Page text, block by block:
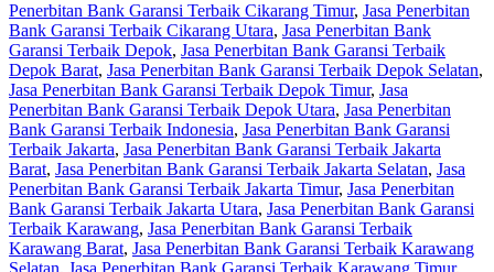
Penerbitan Bank Garansi Terbaik Cikarang Timur, Jasa Penerbitan
Bank Garansi Terbaik Cikarang Utara, Jasa Penerbitan Bank
Garansi Terbaik Depok, Jasa Penerbitan Bank Garansi Terbaik
Depok Barat, Jasa Penerbitan Bank Garansi Terbaik Depok Selatan,
Jasa Penerbitan Bank Garansi Terbaik Depok Timur, Jasa
Penerbitan Bank Garansi Terbaik Depok Utara, Jasa Penerbitan
Bank Garansi Terbaik Indonesia, Jasa Penerbitan Bank Garansi
Terbaik Jakarta, Jasa Penerbitan Bank Garansi Terbaik Jakarta
Barat, Jasa Penerbitan Bank Garansi Terbaik Jakarta Selatan, Jasa
Penerbitan Bank Garansi Terbaik Jakarta Timur, Jasa Penerbitan
Bank Garansi Terbaik Jakarta Utara, Jasa Penerbitan Bank Garansi
Terbaik Karawang, Jasa Penerbitan Bank Garansi Terbaik
Karawang Barat, Jasa Penerbitan Bank Garansi Terbaik Karawang